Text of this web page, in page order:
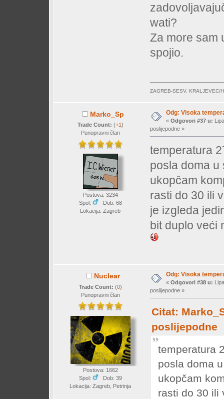
wati?
Za more sam
spojio.
ZAGREB-SESV. KRALJEVEC/
Marko_Sp
Trade Count: (+1)
Punopravni član
Postova: 3234
Spol:
Dob: 68
Lokacija: Zagreb
Odg: Visoka
« Odgovori #37 u:
poslijepodne »
temperatura
posla doma u
ukopčam
rasti do 30 ili
je izgleda
bit duplo veći
Nuclear
Trade Count: (0)
Punopravni član
Postova: 1662
Spol:
Dob: 39
Lokacija: Zagreb, Petrinja
Odg: Visoka
« Odgovori #38 u:
poslijepodne »
Citat:
poslijepodne
temperatura
posla doma
ukopčam
rasti do 30 ili